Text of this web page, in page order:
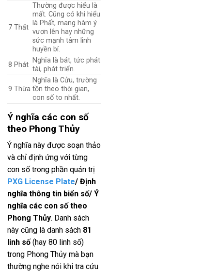
7 Thất
Thường được hiểu là
mất. Cũng có khi hiểu
là Phất, mang hàm ý
vươn lên hay những
sức mạnh tâm linh
huyền bí.
8 Phát
Nghĩa là bát, tức phát
tài, phát triển.
9 Thừa
Nghĩa là Cửu, trường
tồn theo thời gian,
con số to nhất.
Ý nghĩa các con số
theo Phong Thủy
Ý nghĩa này được soạn thảo
và chỉ định ứng với từng
con số trong phần quản trị
PXG License Plate/ Định
nghĩa thông tin biển số/ Ý
nghĩa các con số theo
Phong Thủy. Danh sách
này cũng là danh sách 81
linh số (hay 80 linh số)
trong Phong Thủy mà bạn
thường nghe nói khi tra cứu